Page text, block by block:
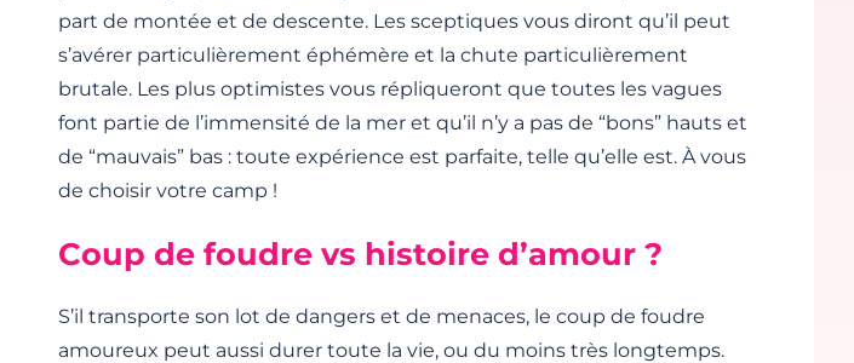
part de montée et de descente. Les sceptiques vous diront qu’il peut
s’avérer particulièrement éphémère et la chute particulièrement
brutale. Les plus optimistes vous répliqueront que toutes les vagues
font partie de l’immensité de la mer et qu’il n’y a pas de “bons” hauts et
de “mauvais” bas : toute expérience est parfaite, telle qu’elle est. À vous
de choisir votre camp !
Coup de foudre vs histoire d’amour ?
S’il transporte son lot de dangers et de menaces, le coup de foudre
amoureux peut aussi durer toute la vie, ou du moins très longtemps.